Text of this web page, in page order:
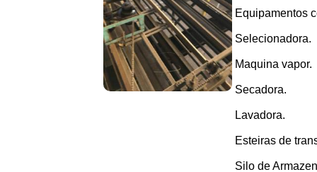
Equipamentos
Selecionadora.
Maquina vapor.
Secadora.
Lavadora.
Esteiras de
Silo de